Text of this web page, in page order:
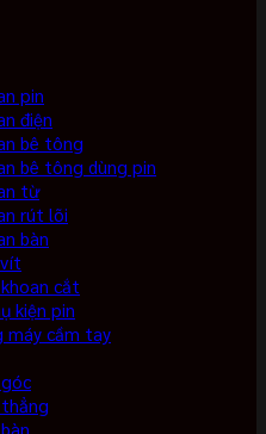
pin
điện
bê tông
bê tông dùng pin
từ
rút lõi
bàn
cắt
kiện pin
máy cầm tay